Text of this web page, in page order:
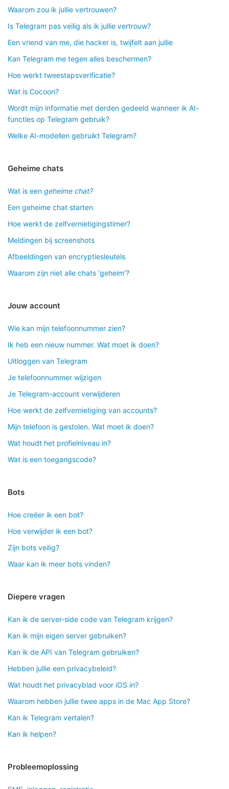
Waarom zou ik jullie vertrouwen?
Is Telegram pas veilig als ik jullie vertrouw?
Een vriend van me, die hacker is, twijfelt aan jullie
Kan Telegram me tegen alles beschermen?
Hoe werkt tweestapsverificatie?
Wat is Cocoon?
Wordt mijn informatie met derden gedeeld wanneer ik AI-
functies op Telegram gebruik?
Welke AI-modellen gebruikt Telegram?
Geheime chats
Wat is een geheime chat?
Een geheime chat starten
Hoe werkt de zelfvernietigingstimer?
Meldingen bij screenshots
Afbeeldingen van encryptiesleutels
Waarom zijn niet alle chats 'geheim'?
Jouw account
Wie kan mijn telefoonnummer zien?
Ik heb een nieuw nummer. Wat moet ik doen?
Uitloggen van Telegram
Je telefoonnummer wijzigen
Je Telegram-account verwijderen
Hoe werkt de zelfvernietiging van accounts?
Mijn telefoon is gestolen. Wat moet ik doen?
Wat houdt het profielniveau in?
Wat is een toegangscode?
Bots
Hoe creëer ik een bot?
Hoe verwijder ik een bot?
Zijn bots veilig?
Waar kan ik meer bots vinden?
Diepere vragen
Kan ik de server-side code van Telegram krijgen?
Kan ik mijn eigen server gebruiken?
Kan ik de API van Telegram gebruiken?
Hebben jullie een privacybeleid?
Wat houdt het privacyblad voor iOS in?
Waarom hebben jullie twee apps in de Mac App Store?
Kan ik Telegram vertalen?
Kan ik helpen?
Probleemoplossing